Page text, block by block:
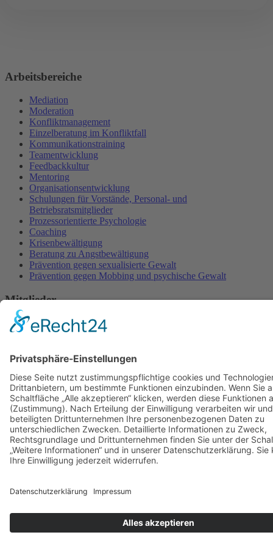
Arbeitsbereiche
Mediation
Moderation
Konfliktmanagement
Einzelberatung im Konfliktfall
Kommunikationstraining
Teamentwicklung
Feedbackkultur
Mentoring
Organisationsentwicklung
Schulungen für Vorstände, Personal- und
Betriebsratsmitglieder
Prozessorientierte Psychologie
Coaching
Krisenbewältigung
Beratung zu Angstbewältigung
Prävention gegen sexualisierte Gewalt
Prävention gegen Mobbing und psychische Gewalt
Mitglieder
Annette Köhler
Bernward Gruner
Katharina Georgiev
Lydia Dobler
Pia Thiele
Ruth Legelli
Sebastian Schärr
Stefanie Sampaio de Medeiros
Tomas Eckardt
Torsten Näther
Zsuzsanna Lipták-Pikó
Die auf dieser Homepage verwendeten Personenbezeichnungen
Personen. Auf eine Doppelnennung und gegenderte Bezeichnungen
wird zugunsten einer besseren Lesbarkeit verzichtet.